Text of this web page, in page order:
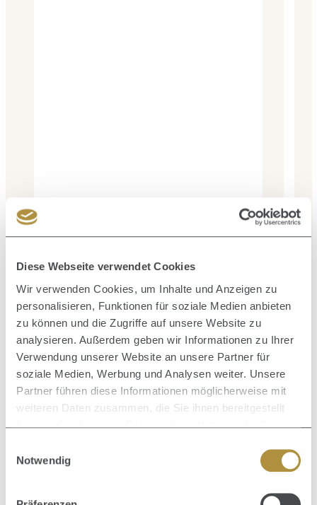
Diese Webseite verwendet Cookies
Wir verwenden Cookies, um Inhalte und Anzeigen zu
personalisieren, Funktionen für soziale Medien anbieten
zu können und die Zugriffe auf unsere Website zu
analysieren. Außerdem geben wir Informationen zu Ihrer
Verwendung unserer Website an unsere Partner für
soziale Medien, Werbung und Analysen weiter. Unsere
Partner führen diese Informationen möglicherweise mit
weiteren Daten zusammen, die Sie ihnen bereitgestellt
haben oder die sie im Rahmen Ihrer Nutzung der Dienste
Notwendig
Verkaufspreis:
20,78 € Regulärer Preis:
30,90 € (32.75% gespart)
Produktgalerie überspringen
Zusammen kaufen mit